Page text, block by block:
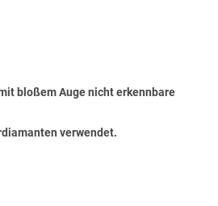
bloßem Auge nicht erkennbare
verwendet.